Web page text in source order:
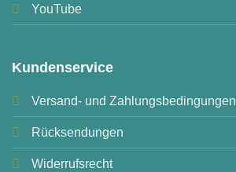
YouTube
Kundenservice
Versand- und Zahlungsbedingungen
Rücksendungen
Widerrufsrecht